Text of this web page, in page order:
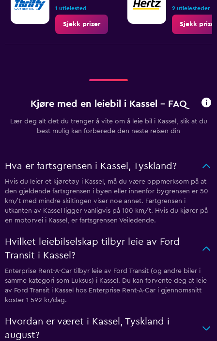
1 utleiested
Sjekk priser
2 utleiesteder
Sjekk priser
Kjøre med en leiebil i Kassel - FAQ
Lær deg alt det du trenger å vite om å leie bil i Kassel, slik at du
best mulig kan forberede den neste reisen din
Hva er fartsgrensen i Kassel, Tyskland?
Hvis du leier et kjøretøy i Kassel, må du være oppmerksom på at
den gjeldende fartsgrensen i byen eller innenfor bygrensen er 50
km/t med mindre skiltingen viser noe annet. Fartgrensen i
utkanten av Kassel ligger vanligvis på 100 km/t. Hvis du kjører på
en motorvei i Kassel, er fartsgrensen Veiledende.
Hvilket leiebilselskap tilbyr leie av Ford
Transit i Kassel?
Enterprise Rent-A-Car tilbyr leie av Ford Transit (og andre biler i
samme kategori som Luksus) i Kassel. Du kan forvente deg at leie
av Ford Transit i Kassel hos Enterprise Rent-A-Car i gjennomsnitt
koster 1 592 kr/dag.
Hvordan er været i Kassel, Tyskland i
august?